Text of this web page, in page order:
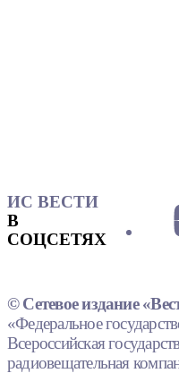
ИС ВЕСТИ
В
СОЦСЕТЯХ
© Сетевое издание
«Федеральное
Всероссийская
радиовещательная